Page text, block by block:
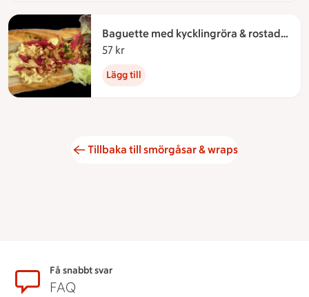
Baguette med kycklingröra & rostad
lök
57 kr
Lägg till
Tillbaka till smörgåsar & wraps
SidfotFå snabbt svar
FAQ